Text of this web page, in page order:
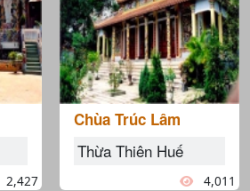
2,427
Chùa Trúc Lâm
Thừa Thiên Huế
4,011